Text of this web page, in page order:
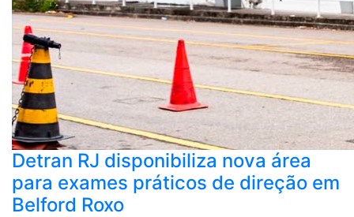
Detran RJ disponibiliza nova área
para exames práticos de direção em
Belford Roxo